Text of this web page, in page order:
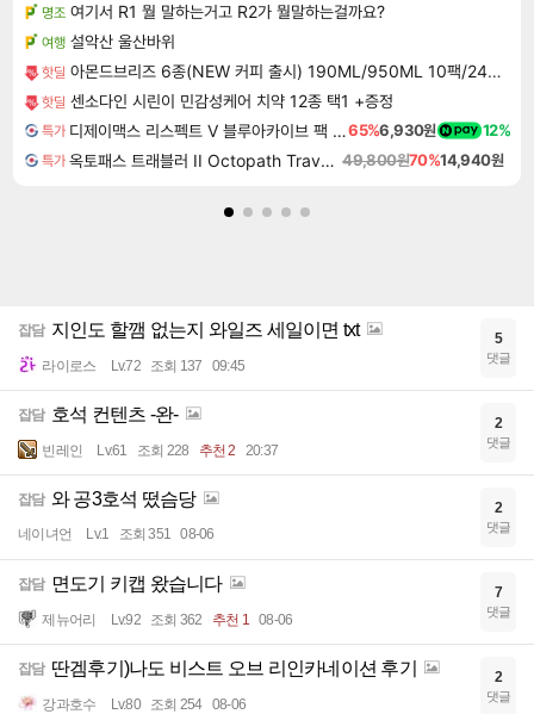
명조 여기서 R1 뭘 말하는거고 R2가 뭘말하는걸까요?
여행 설악산 울산바위
핫딜 아몬드브리즈 6종(NEW 커피 출시) 190ML/950ML 10팩/24팩/48팩 중 택 1
핫딜 센소다인 시린이 민감성케어 치약 12종 택1 +증정
특가 디제이맥스 리스펙트 V 블루아카이브 팩 DJMAX RESPECT V Blue Archive Pack DLC65%6,930원 12%
특가 옥토패스 트래블러 II Octopath Traveler II 49,800원70%14,940원
잡담 지인도 할깸 없는지 와일즈 세일이면 txt
라이로스 Lv.72 조회 137 09:45
5
댓글
잡담 호석 컨텐츠 -완-
빈레인 Lv.61 조회 228 추천 2 20:37
2
댓글
잡담 와 공3호석 떴슴당
네이녀언 Lv.1 조회 351 08-06
2
댓글
잡담 면도기 키캡 왔습니다
제뉴어리 Lv.92 조회 362 추천 1 08-06
7
댓글
잡담 딴겜후기)나도 비스트 오브 리인카네이션 후기
강과호수 Lv.80 조회 254 08-06
2
댓글